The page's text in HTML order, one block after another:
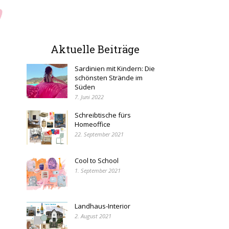
Aktuelle Beiträge
Sardinien mit Kindern: Die
schönsten Strände im
Süden
7. Juni 2022
Schreibtische fürs
Homeoffice
22. September 2021
Cool to School
1. September 2021
Landhaus-Interior
2. August 2021